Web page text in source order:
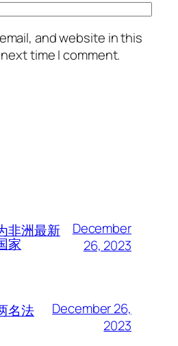
and website in this
time I comment.
非洲最新
家
December
26, 2023
名法
December 26,
2023